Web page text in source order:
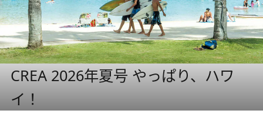
CREA 2026年夏号 やっぱり、ハワ
イ！